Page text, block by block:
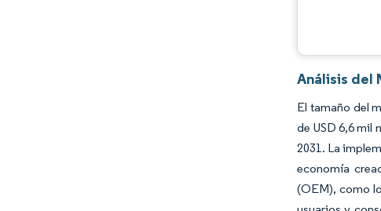
Análisis del
El tamaño del
de USD 6,6 mil
2031. La
economía
(OEM), como